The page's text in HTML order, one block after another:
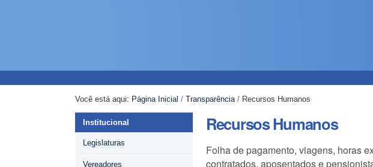
Você está aqui: Página Inicial / Transparência / Recursos Humanos
Institucional
Legislaturas
Vereadores
Recursos Humanos
Folha de pagamento, viagens, horas
contratados, aposentados e